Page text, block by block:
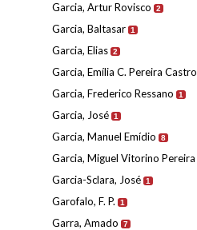
Garcia, Artur Rovisco 2
Garcia, Baltasar 1
Garcia, Elias 2
Garcia, Emília C. Pereira Castro
Garcia, Frederico Ressano 1
Garcia, José 1
Garcia, Manuel Emídio 8
Garcia, Miguel Vitorino Pereira
Garcia-Sclara, José 1
Garofalo, F. P. 1
Garra, Amado 7